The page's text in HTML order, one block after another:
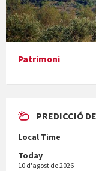
Presentació del
En Bum
Patrimoni
PREDICCIÓ
Local Time
Today
10 d'agost de 2026